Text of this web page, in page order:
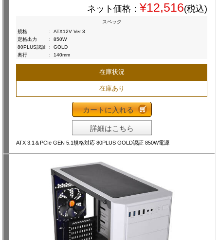
ネット価格： ¥12,516(税込)
スペック
規格
:
ATX12V Ver 3
定格出力
:
850W
80PLUS認証 :
GOLD
奥行
: 140mm
在庫状況
在庫あり
カートに入れる
詳細はこちら
ATX 3.1＆PCIe GEN 5.1規格対応 80PLUS GOLD認証 850W電源